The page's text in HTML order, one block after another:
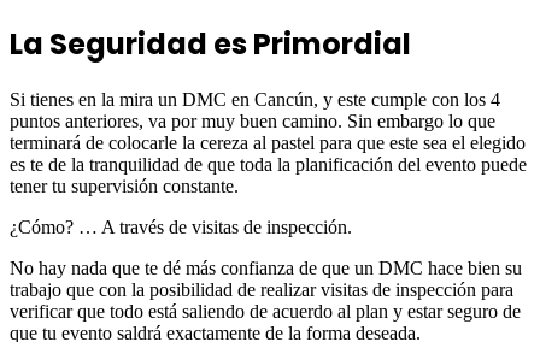
La Seguridad es Primordial
Si tienes en la mira un DMC en Cancún, y este cumple con los 4
puntos anteriores, va por muy buen camino. Sin embargo lo que
terminará de colocarle la cereza al pastel para que este sea el elegido
es te de la tranquilidad de que toda la planificación del evento puede
tener tu supervisión constante.
¿Cómo? … A través de visitas de inspección.
No hay nada que te dé más confianza de que un DMC hace bien su
trabajo que con la posibilidad de realizar visitas de inspección para
verificar que todo está saliendo de acuerdo al plan y estar seguro de
que tu evento saldrá exactamente de la forma deseada.